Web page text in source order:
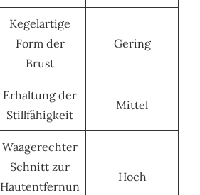
Kegelartige
Form der
Brust
Gering
Erhaltung der
Stillfähigkeit
Mittel
Waagerechter
Schnitt zur
Hautentfernun
Hoch